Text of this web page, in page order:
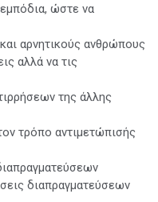
ώστε να
αρνητικούς ανθρώπους
αλλά να τις
της άλλης
τρόπο αντιμετώπισής
διαπραγματεύσεων